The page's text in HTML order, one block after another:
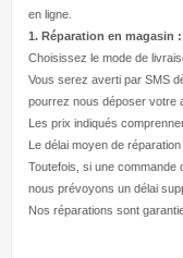
en ligne.
1. Réparation en magasin :
Choisissez le mode de
Vous serez averti par SMS
pourrez nous déposer votre
Les prix indiqués
Le délai moyen de
Toutefois, si une commande
nous prévoyons un délai
Nos réparations sont